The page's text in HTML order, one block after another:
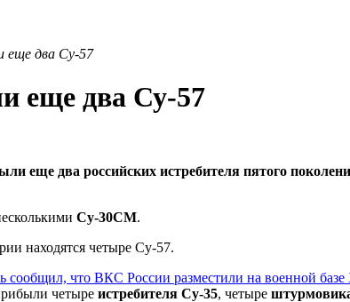
еще два Су-57
еще два Су-57
еще два российских истребителя пятого
Су-30СМ.
находятся четыре Су-57.
сообщил, что ВКС России разместили на военной
четыре истребителя Су-35, четыре